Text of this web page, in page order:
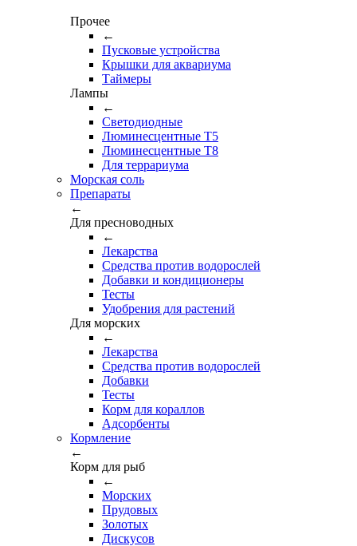
Прочее
←
Пусковые устройства
Крышки для аквариума
Таймеры
Лампы
←
Светодиодные
Люминесцентные Т5
Люминесцентные Т8
Для террариума
Морская соль
Препараты
←
Для пресноводных
←
Лекарства
Средства против водорослей
Добавки и кондиционеры
Тесты
Удобрения для растений
Для морских
←
Лекарства
Средства против водорослей
Добавки
Тесты
Корм для кораллов
Адсорбенты
Кормление
←
Корм для рыб
←
Морских
Прудовых
Золотых
Дискусов